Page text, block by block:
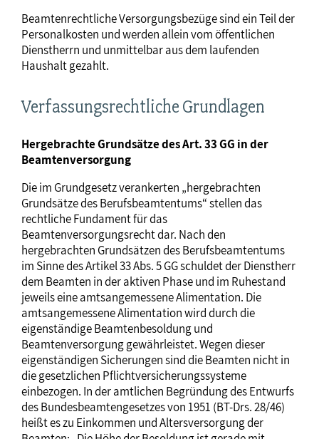
Beamtenrechtliche Versorgungsbezüge sind ein Teil der
Personalkosten und werden allein vom öffentlichen
Dienstherrn und unmittelbar aus dem laufenden
Haushalt gezahlt.
Verfassungsrechtliche Grundlagen
Hergebrachte Grundsätze des Art. 33 GG in der
Beamtenversorgung
Die im Grundgesetz verankerten „hergebrachten
Grundsätze des Berufsbeamtentums“ stellen das
rechtliche Fundament für das
Beamtenversorgungsrecht dar. Nach den
hergebrachten Grundsätzen des Berufsbeamtentums
im Sinne des Artikel 33 Abs. 5 GG schuldet der Dienstherr
dem Beamten in der aktiven Phase und im Ruhestand
jeweils eine amtsangemessene Alimentation. Die
amtsangemessene Alimentation wird durch die
eigenständige Beamtenbesoldung und
Beamtenversorgung gewährleistet. Wegen dieser
eigenständigen Sicherungen sind die Beamten nicht in
die gesetzlichen Pflichtversicherungssysteme
einbezogen. In der amtlichen Begründung des Entwurfs
des Bundesbeamtengesetzes von 1951 (BT-Drs. 28/46)
heißt es zu Einkommen und Altersversorgung der